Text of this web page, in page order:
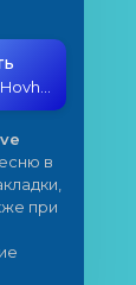
в
при